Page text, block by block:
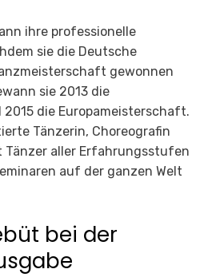
ihre professionelle
sie die Deutsche
gewonnen
sie 2013 die
die Europameisterschaft.
Tänzerin, Choreografin
Tänzer aller Erfahrungsstufen
auf der ganzen Welt
bei der